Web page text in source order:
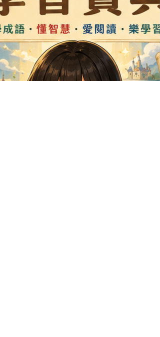
包括繁體版、簡體版、注音版、拼音版，方便依照
不同班級需求彈性使用。 ✨ 本單元還特別附贈： 📌
可直接列印的「學校位置海報」，適合教室佈置、
地點配對、角色扮演與口語練習。 📌 專屬 AI 教學
具，只要輸入教材內容，就能快速生成對話、遊
戲、閱讀理解、口說活動、分級練習與課堂延伸任
務，大幅減少備課時間，讓每一堂課都能有不同玩
法。 無論是一對一教學、小班課、海外中文班、僑